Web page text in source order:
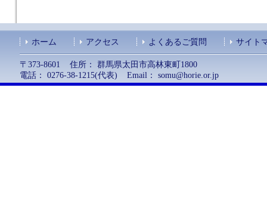
ホーム アクセス よくあるご質問 サイト
〒373-8601 住所： 群馬県太田市高林東町1800
電話： 0276-38-1215(代表) Email： somu@horie.or.jp